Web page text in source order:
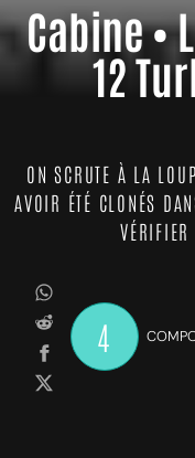
Cabine •
12
ON SCRUTE À LA
AVOIR ÉTÉ CLONÉS
4